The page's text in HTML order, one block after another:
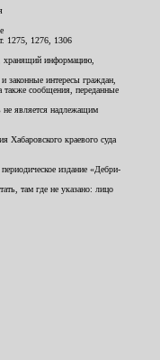
1275, 1276, 1306
информацию,
законные интересы граждан,
также сообщения, переданные
является надлежащим
Хабаровского краевого суда
издание «Дебри-
там где не указано: лицо